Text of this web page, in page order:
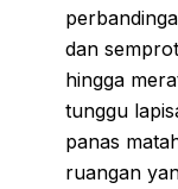
dan
hingga
tunggu
panas
ruangan